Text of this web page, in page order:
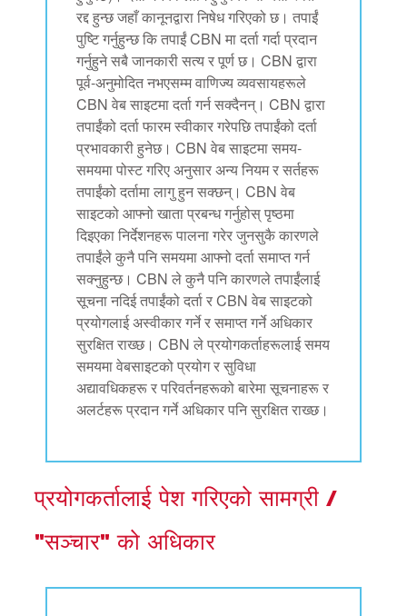
रद्द हुन्छ जहाँ कानूनद्वारा निषेध गरिएको छ। तपाईं
पुष्टि गर्नुहुन्छ कि तपाईं CBN मा दर्ता गर्दा प्रदान
गर्नुहुने सबै जानकारी सत्य र पूर्ण छ। CBN द्वारा
पूर्व-अनुमोदित नभएसम्म वाणिज्य व्यवसायहरूले
CBN वेब साइटमा दर्ता गर्न सक्दैनन्। CBN द्वारा
तपाईंको दर्ता फारम स्वीकार गरेपछि तपाईंको दर्ता
प्रभावकारी हुनेछ। CBN वेब साइटमा समय-
समयमा पोस्ट गरिए अनुसार अन्य नियम र सर्तहरू
तपाईंको दर्तामा लागु हुन सक्छन्। CBN वेब
साइटको आफ्नो खाता प्रबन्ध गर्नुहोस् पृष्ठमा
दिइएका निर्देशनहरू पालना गरेर जुनसुकै कारणले
तपाईंले कुनै पनि समयमा आफ्नो दर्ता समाप्त गर्न
सक्नुहुन्छ। CBN ले कुनै पनि कारणले तपाईंलाई
सूचना नदिई तपाईंको दर्ता र CBN वेब साइटको
प्रयोगलाई अस्वीकार गर्ने र समाप्त गर्ने अधिकार
सुरक्षित राख्छ। CBN ले प्रयोगकर्ताहरूलाई समय
समयमा वेबसाइटको प्रयोग र सुविधा
अद्यावधिकहरू र परिवर्तनहरूको बारेमा सूचनाहरू र
अलर्टहरू प्रदान गर्ने अधिकार पनि सुरक्षित राख्छ।
प्रयोगकर्तालाई पेश गरिएको सामग्री /
"सञ्चार" को अधिकार